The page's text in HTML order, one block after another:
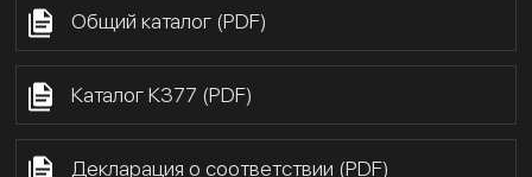
Общий каталог (PDF)
Каталог К377 (PDF)
Декларация о соответствии (PDF)